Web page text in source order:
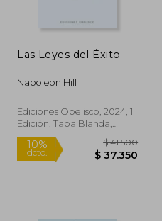
10%
Las Leyes del Éxito
Napoleon Hill
Ediciones Obelisco, 2024, 1
Edición, Tapa Blanda,
Nuevo